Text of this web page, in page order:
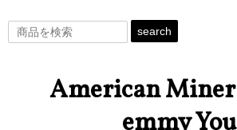
search
American